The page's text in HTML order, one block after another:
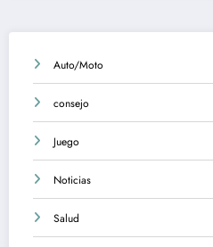
Auto/Moto
consejo
Juego
Noticias
Salud